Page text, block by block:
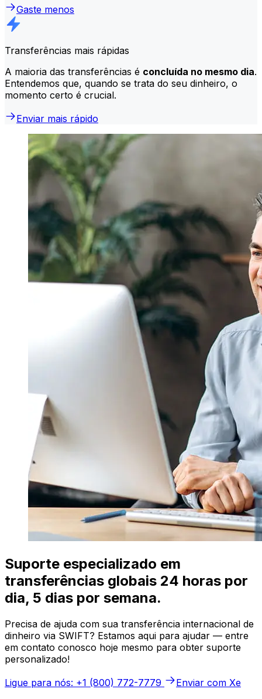
Gaste menos
Transferências mais rápidas
A maioria das transferências é concluída no mesmo dia.
Entendemos que, quando se trata do seu dinheiro, o
momento certo é crucial.
Enviar mais rápido
Suporte especializado em
transferências globais 24 horas por
dia, 5 dias por semana.
Precisa de ajuda com sua transferência internacional de
dinheiro via SWIFT? Estamos aqui para ajudar — entre
em contato conosco hoje mesmo para obter suporte
personalizado!
Ligue para nós: +1 (800) 772-7779
Enviar com Xe